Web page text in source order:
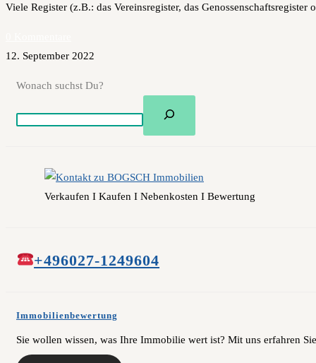
Viele Register (z.B.: das Vereinsregister, das
12. September 2022
Wonach suchst Du?
Verkaufen I Kaufen I Nebenkosten I Bewertung
+496027-1249604
Immobilienbewertung
Sie wollen wissen, was Ihre Immobilie wert ist? Mit uns erfahren